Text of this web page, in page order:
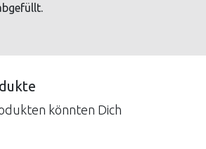
könnten Dich